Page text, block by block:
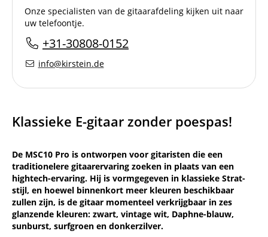
Onze specialisten van de gitaarafdeling kijken uit naar
uw telefoontje.
+31-30808-0152
info@kirstein.de
Klassieke E-gitaar zonder poespas!
De MSC10 Pro is ontworpen voor gitaristen die een
traditionelere gitaarervaring zoeken in plaats van een
hightech-ervaring. Hij is vormgegeven in klassieke Strat-
stijl, en hoewel binnenkort meer kleuren beschikbaar
zullen zijn, is de gitaar momenteel verkrijgbaar in zes
glanzende kleuren: zwart, vintage wit, Daphne-blauw,
sunburst, surfgroen en donkerzilver.